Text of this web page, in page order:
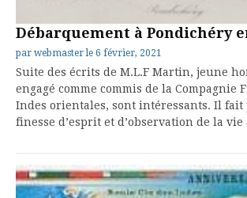
Débarquement à Pondichéry
par webmaster le 6 février, 2021
Suite des écrits de M.L.F Martin, jeune
engagé comme commis de la Compagnie
Indes orientales, sont intéressants. Il fait
finesse d’esprit et d’observation de la